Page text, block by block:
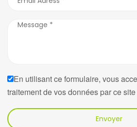
En utilisant ce formulaire, vous
traitement de vos données par ce site
Envoyer